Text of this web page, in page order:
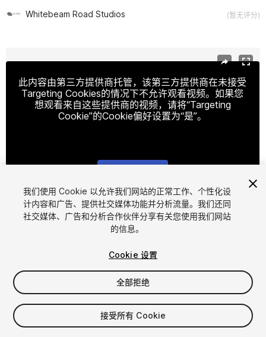
Whitebeam Road Studios (暂无评分)
此内容由第三方提供商托管，该第三方提供商在未接受
Targeting Cookies的情况下不允许观看视频。如果您
想观看来自这些提供商的视频，请将“Targeting
Cookie”的Cookie偏好设置为“是”。
1/13
$49.99
增值税将在结算时计算
我们使用 Cookie 以允许我们网站的正常工作、个性化设
计内容和广告、提供社交媒体功能并分析流量。我们还同
社交媒体、广告和分析合作伙伴分享有关您使用我们网站
的信息。
Cookie 设置
全部拒绝
接受所有 Cookie